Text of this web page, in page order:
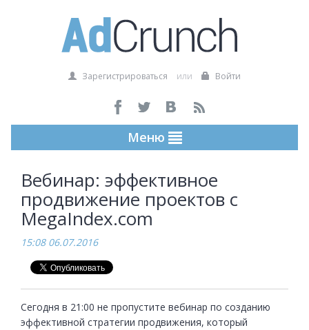
Зарегистрироваться или Войти
Меню
Вебинар: эффективное
продвижение проектов с
MegaIndex.com
15:08 06.07.2016
Сегодня в 21:00 не пропустите вебинар по созданию
эффективной стратегии продвижения, который